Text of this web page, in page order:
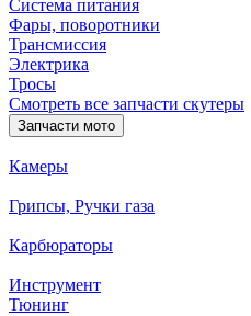
Система питания
Фары, поворотники
Трансмиссия
Электрика
Тросы
Смотреть все запчасти скутеры
Запчасти мото
Камеры
Грипсы, Ручки газа
Карбюраторы
Инструмент
Тюнинг